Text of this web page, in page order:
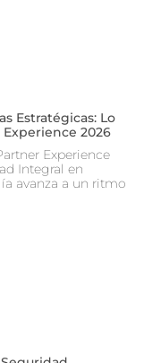
Estratégicas: Lo
2026
Experience
Integral en
avanza a un ritmo